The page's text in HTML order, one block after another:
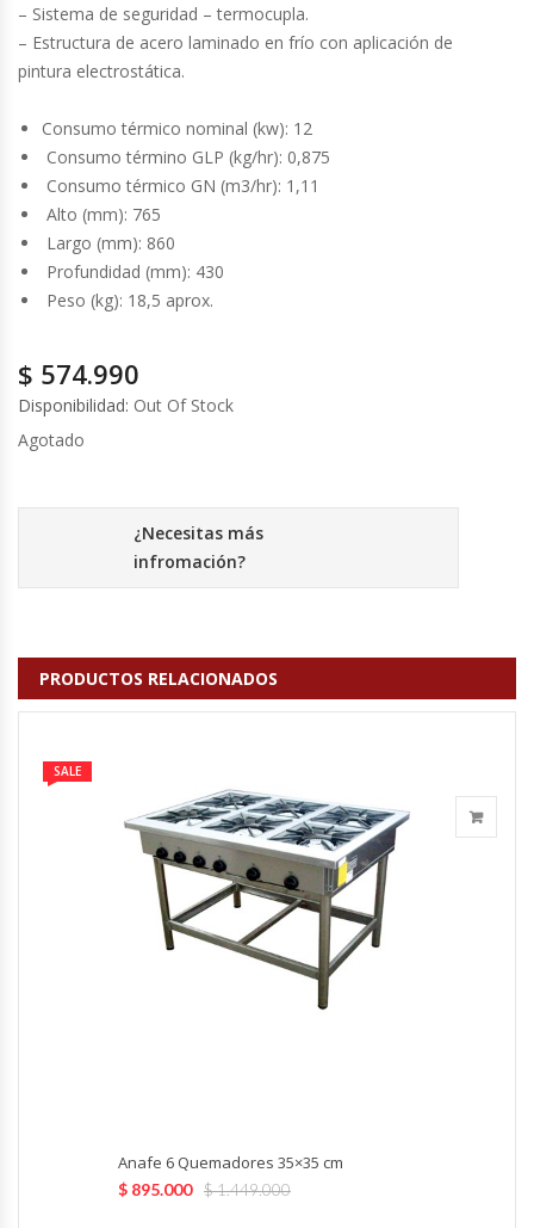
Congeladores Verticales
Cortadoras De Fiambre
Cortadoras De Huesos
Cutters
Embutidoras
Estanterías Y Repisas
Exprimidoras De Cítricos
Extractoras De Jugos
Fabricadoras De Hielo
Formadora De Pizza
Freidoras Industriales
Hornos A Piso Y Pizzeros
– Sistema de seguridad – termocupla.
– Estructura de acero laminado en frío con aplicación de
pintura electrostática.
Consumo térmico nominal (kw): 12
Consumo término GLP (kg/hr): 0,875
Consumo térmico GN (m3/hr): 1,11
Alto (mm): 765
Largo (mm): 860
Profundidad (mm): 430
Peso (kg): 18,5 aprox.
$ 574.990
Disponibilidad: Out Of Stock
Agotado
¿Necesitas más
infromación?
PRODUCTOS RELACIONADOS
SALE
Anafe 6 Quemadores 35×35 cm
$1.449.000
$ 895.000